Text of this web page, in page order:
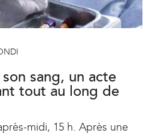
sang, un acte
tout au long de
midi, 15 h. Après une